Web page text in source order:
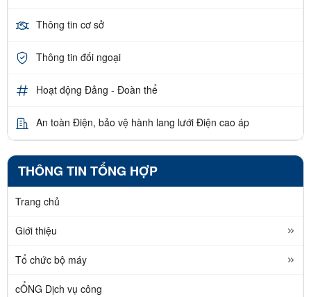
Thông tin cơ sở
Thông tin đối ngoại
Hoạt động Đảng - Đoàn thể
An toàn Điện, bảo vệ hành lang lưới Điện cao áp
THÔNG TIN TỔNG HỢP
Trang chủ
Giới thiệu
Tổ chức bộ máy
cỔNG Dịch vụ công